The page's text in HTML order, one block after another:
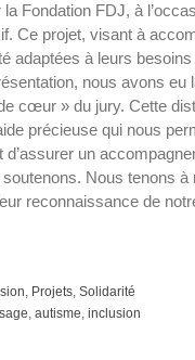
Fondation FDJ, à
Ce projet, visant à
adaptées à leurs
nous avons eu
cœur » du jury. Cette
précieuse qui nous
d’assurer un
Nous tenons
reconnaissance de
, Projets, Solidarité
, autisme, inclusion